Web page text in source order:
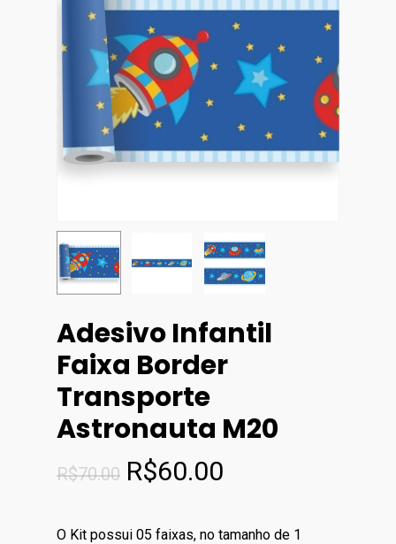
Adesivo Infantil
Faixa Border
Transporte
Astronauta M20
R$70.00 O
original
R$60.00
atual
O Kit possui 05 faixas, no tamanho de 1